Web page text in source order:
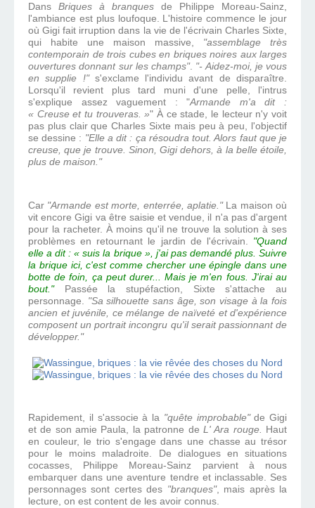
Dans Briques à branques de Philippe Moreau-Sainz,
l'ambiance est plus loufoque. L'histoire commence le jour
où Gigi fait irruption dans la vie de l'écrivain Charles Sixte,
qui habite une maison massive, "assemblage très
contemporain de trois cubes en briques noires aux larges
ouvertures donnant sur les champs". "- Aidez-moi, je vous
en supplie !"s'exclame l'individu avant de disparaître.
Lorsqu'il revient plus tard muni d'une pelle, l'intrus
s'explique assez vaguement : "Armande m'a dit :
« Creuse et tu trouveras. »" À ce stade, le lecteur n'y voit
pas plus clair que Charles Sixte mais peu à peu, l'objectif
se dessine : "Elle a dit : ça résoudra tout. Alors faut que je
creuse, que je trouve. Sinon, Gigi dehors, à la belle étoile,
plus de maison."
Car "Armande est morte, enterrée, aplatie."La maison où
vit encore Gigi va être saisie et vendue, il n'a pas d'argent
pour la racheter. À moins qu'il ne trouve la solution à ses
problèmes en retournant le jardin de l'écrivain. "Quand
elle a dit : « suis la brique », j'ai pas demandé plus. Suivre
la brique ici, c'est comme chercher une épingle dans une
botte de foin, ça peut durer... Mais je m'en fous. J'irai au
bout."
Passée la stupéfaction, Sixte s'attache au
personnage. "Sa silhouette sans âge, son visage à la fois
ancien et juvénile, ce mélange de naïveté et d'expérience
composent un portrait incongru qu'il serait passionnant de
développer."
Rapidement, il s'associe à la "quête improbable"de Gigi
et de son amie Paula, la patronne de L' Ara rouge. Haut
en couleur, le trio s'engage dans une chasse au trésor
pour le moins maladroite. De dialogues en situations
cocasses, Philippe Moreau-Sainz parvient à nous
embarquer dans une aventure tendre et inclassable. Ses
personnages sont certes des "branques", mais après la
lecture, on est content de les avoir connus.